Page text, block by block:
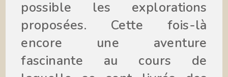
possible les explorations
proposées. Cette fois-là
encore une aventure
fascinante au cours de